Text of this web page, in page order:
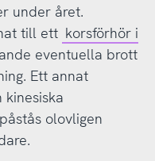
under året.
till ett korsförhör i
eventuella brott
Ett annat
olovligen